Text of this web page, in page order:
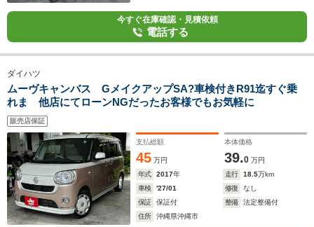
今すぐ在庫確認・見積依頼
電話する
ダイハツ
ムーヴキャンバス GメイクアップSA?車検付きR91迄すぐ乗
れま 他店にてローンNGだったお客様でもお気軽に
販売店保証
支払総額
45 万円
本体価格
39.0 万円
年式
2017年 走行 18.5万km
車検
'27/01 修復
なし
保証
保証付 整備
法定整備付
住所
沖縄県沖縄市